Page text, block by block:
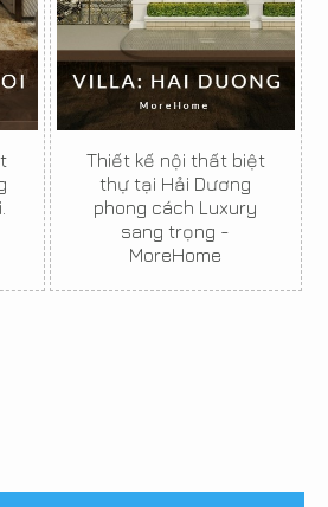
Thiết kế nội thất biệt
thự tại Hải Dương
phong cách Luxury
sang trọng -
MoreHome